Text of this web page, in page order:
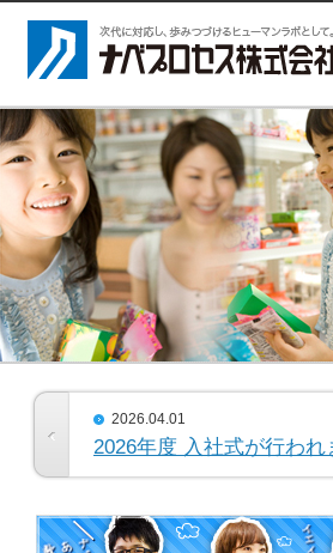
2026.04.01
2026年度 入社式が行われ